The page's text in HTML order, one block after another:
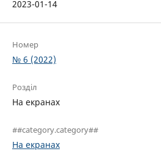
2023-01-14
Номер
№ 6 (2022)
Розділ
На екранах
##category.category##
На екранах